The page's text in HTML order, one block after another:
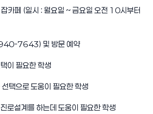
카페 (일시 : 월요일 ~ 금요일 오전 10시부터
7643) 및 방문 예약
이 필요한 학생
택으로 도움이 필요한 학생
로설계를 하는데 도움이 필요한 학생